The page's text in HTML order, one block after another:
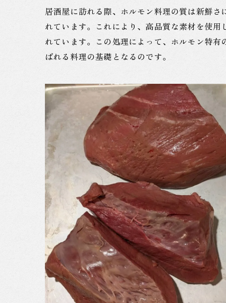
居酒屋に訪れる際、ホルモン料理の質は新鮮
れています。これにより、高品質な素材を使
れています。この処理によって、ホルモン特
ばれる料理の基礎となるのです。